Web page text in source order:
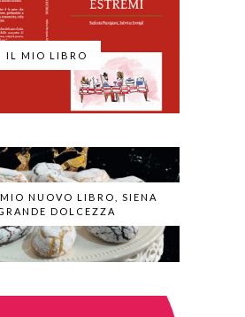
IL MIO LIBRO
NUOVO LIBRO, SIENA
DOLCEZZA